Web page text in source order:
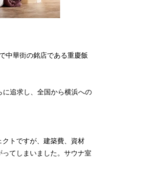
中華街の銘店である重慶飯
追求し、全国から横浜への
クトですが、建築費、資材
てしまいました。サウナ室